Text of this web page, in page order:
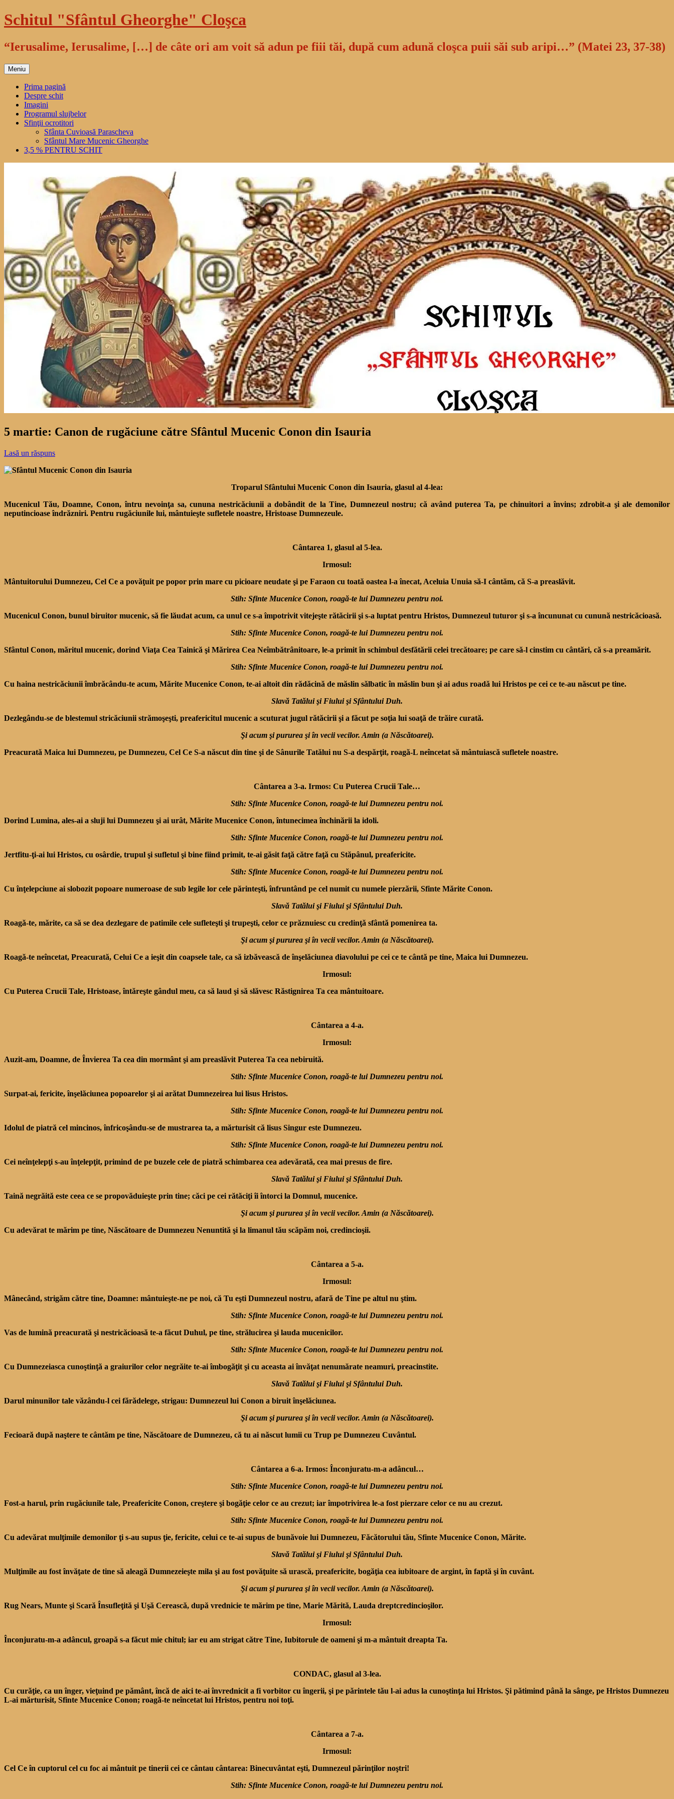
Sari
la
Schitul "Sfântul Gheorghe" Cloşca
“Ierusalime, Ierusalime, […] de câte ori am voit să adun pe fiii tăi, după cum adună cloşca puii săi sub aripi…” (Matei 23, 37-38)
Meniu
Prima pagină
Despre schit
Imagini
Programul slujbelor
Sfinţii ocrotitori
Sfânta Cuvioasă Parascheva
Sfântul Mare Mucenic Gheorghe
3,5 % PENTRU SCHIT
5 martie: Canon de rugăciune către Sfântul Mucenic Conon din Isauria
Lasă un răspuns
Troparul Sfântului Mucenic Conon din Isauria, glasul al 4-lea:
Mucenicul Tău, Doamne, Conon, întru nevoinţa sa, cununa nestricăciunii a dobândit de la Tine, Dumnezeul nostru; că având puterea Ta, pe chinuitori a învins; zdrobit-a şi ale demonilor
neputincioase îndrăzniri. Pentru rugăciunile lui, mântuieşte sufletele noastre, Hristoase Dumnezeule.
Cântarea 1, glasul al 5-lea.
Irmosul:
Mântuitorului Dumnezeu, Cel Ce a povăţuit pe popor prin mare cu picioare neudate şi pe Faraon cu toată oastea l-a înecat, Aceluia Unuia să-I cântăm, că S-a preaslăvit.
Stih: Sfinte Mucenice Conon, roagă-te lui Dumnezeu pentru noi.
Mucenicul Conon, bunul biruitor mu­cenic, să fie lăudat acum, ca unul ce s-a împotrivit vitejeşte rătăcirii şi s-a luptat pentru Hristos, Dumnezeul tuturor şi s-a încununat cu cunună nestricăcioasă.
Stih: Sfinte Mucenice Conon, roagă-te lui Dumnezeu pentru noi.
Sfântul Conon, măritul mucenic, do­rind Viaţa Cea Tainică şi Mări­rea Cea Neîmbătrânitoare, le-a primit în schimbul desfătării celei trecătoare; pe care să-l cinstim cu cântări, că s-a prea­mărit.
Stih: Sfinte Mucenice Conon, roagă-te lui Dumnezeu pentru noi.
Cu haina nestricăciunii îmbrăcându-te acum, Mărite Mucenice Co­non, te-ai altoit din rădăcină de măslin sălbatic în măslin bun şi ai adus roadă lui Hristos pe cei ce te-au născut pe tine.
Slavă Tatălui şi Fiului şi Sfântului Duh.
Dezlegându-se de blestemul stricăciunii strămoşeşti, preafe­ricitul mucenic a scuturat jugul rătăcirii şi a făcut pe soţia lui soaţă de trăire curată.
Şi acum şi pururea şi în vecii vecilor. Amin (a Născătoarei).
Preacurată Maica lui Dum­nezeu, pe Dumnezeu, Cel Ce S-a născut din tine şi de Sânurile Tatălui nu S-a despărţit, roagă-L neîncetat să mântuiască sufle­tele noastre.
Cântarea a 3-a. Irmos: Cu Puterea Crucii Tale…
Stih: Sfinte Mucenice Conon, roagă-te lui Dumnezeu pentru noi.
Dorind Lumina, ales-ai a sluji lui Dumnezeu şi ai urât, Mărite Mucenice Conon, întuneci­mea închinării la idoli.
Stih: Sfinte Mucenice Conon, roagă-te lui Dumnezeu pentru noi.
Jertfitu-ţi-ai lui Hristos, cu osârdie, trupul şi sufletul şi bine fiind primit, te-ai găsit faţă către faţă cu Stăpânul, preafericite.
Stih: Sfinte Mucenice Conon, roagă-te lui Dumnezeu pentru noi.
Cu înţelepciune ai slobozit popoare numeroase de sub le­gile lor cele părinteşti, înfrun­tând pe cel numit cu numele pierzării, Sfinte Mărite Conon.
Slavă Tatălui şi Fiului şi Sfântului Duh.
Roagă-te, mărite, ca să se dea dezlegare de patimile cele sufle­teşti şi trupeşti, celor ce prăznuiesc cu credinţă sfântă pomenirea ta.
Şi acum şi pururea şi în vecii vecilor. Amin (a Născătoarei).
Roagă-te neîncetat, Prea­curată, Celui Ce a ieşit din coapsele tale, ca să izbăvească de înşelăciunea diavolului pe cei ce te cântă pe tine, Maica lui Dumnezeu.
Irmosul:
Cu Puterea Crucii Tale, Hristoase, întăreşte gândul meu, ca să laud şi să slăvesc Răstignirea Ta cea mân­tuitoare.
Cântarea a 4-a.
Irmosul:
Auzit-am, Doamne, de În­vierea Ta cea din mormânt şi am preaslăvit Puterea Ta cea nebiruită.
Stih: Sfinte Mucenice Conon, roagă-te lui Dumnezeu pentru noi.
Surpat-ai, fericite, înşelăciu­nea popoarelor şi ai arătat Dumnezeirea lui lisus Hristos.
Stih: Sfinte Mucenice Conon, roagă-te lui Dumnezeu pentru noi.
Idolul de piatră cel mincinos, înfricoşându-se de mustrarea ta, a mărturisit că lisus Singur este Dumnezeu.
Stih: Sfinte Mucenice Conon, roagă-te lui Dumnezeu pentru noi.
Cei neînţelepţi s-au înţelepţit, primind de pe buzele cele de piatră schimbarea cea adevă­rată, cea mai presus de fire.
Slavă Tatălui şi Fiului şi Sfântului Duh.
Taină negrăită este ceea ce se propovăduieşte prin tine; căci pe cei rătăciţi îi întorci la Dom­nul, mucenice.
Şi acum şi pururea şi în vecii vecilor. Amin (a Născătoarei).
Cu adevărat te mărim pe tine, Născătoare de Dumnezeu Nenuntită şi la limanul tău scăpăm noi, credincioşii.
Cântarea a 5-a.
Irmosul:
Mânecând, strigăm către tine, Doamne: mântuieşte-ne pe noi, că Tu eşti Dumnezeul nostru, afară de Tine pe altul nu ştim.
Stih: Sfinte Mucenice Conon, roagă-te lui Dumnezeu pentru noi.
Vas de lumină preacurată şi nestricăcioasă te-a făcut Duhul, pe tine, strălucirea şi lauda mucenicilor.
Stih: Sfinte Mucenice Conon, roagă-te lui Dumnezeu pentru noi.
Cu Dumnezeiasca cunoştinţă a graiurilor celor negrăite te-ai îmbogăţit şi cu aceasta ai învă­ţat nenumărate neamuri, prea­cinstite.
Slavă Tatălui şi Fiului şi Sfântului Duh.
Darul minunilor tale văzându-l cei fărădelege, strigau: Dumnezeul lui Conon a biruit înşelăciunea.
Şi acum şi pururea şi în vecii vecilor. Amin (a Născătoarei).
Fecioară după naştere te cântăm pe tine, Născătoare de Dumnezeu, că tu ai născut lumii cu Trup pe Dumnezeu Cuvântul.
Cântarea a 6-a. Irmos: Înconjuratu-m-a adâncul…
Stih: Sfinte Mucenice Conon, roagă-te lui Dumnezeu pentru noi.
Fost-a harul, prin rugăciu­nile tale, Preafericite Co­non, creştere şi bogăţie celor ce au crezut; iar împotrivirea le-a fost pierzare celor ce nu au crezut.
Stih: Sfinte Mucenice Conon, roagă-te lui Dumnezeu pentru noi.
Cu adevărat mulţimile demo­nilor ţi s-au supus ţie, fericite, celui ce te-ai supus de bunăvoie lui Dumnezeu, Făcătorului tău, Sfinte Mucenice Conon, Mărite.
Slavă Tatălui şi Fiului şi Sfântului Duh.
Mulţimile au fost învăţate de tine să aleagă Dumnezeieşte mila şi au fost povăţuite să urască, preafericite, bogăţia cea iubitoare de argint, în faptă şi în cuvânt.
Şi acum şi pururea şi în vecii vecilor. Amin (a Născătoarei).
Rug Nears, Munte şi Scară Însufleţită şi Uşă Cerească, după vrednicie te mărim pe tine, Marie Mărită, Lauda dreptcredincioşilor.
Irmosul:
Înconjuratu-m-a adâncul, groapă s-a făcut mie chitul; iar eu am strigat către Tine, Iubitorule de oameni şi m-a mântuit dreapta Ta.
CONDAC, glasul al 3-lea.
Cu curăţie, ca un înger, vie­ţuind pe pământ, încă de aici te-ai învrednicit a fi vorbitor cu îngerii, şi pe părintele tău l-ai adus la cunoştinţa lui Hristos. Şi pătimind până la sânge, pe Hristos Dumnezeu
L-ai mărtu­risit, Sfinte Mucenice Conon; roagă-te neîncetat lui Hristos, pentru noi toţi.
Cântarea a 7-a.
Irmosul:
Cel Ce în cuptorul cel cu foc ai mântuit pe tinerii cei ce cântau cântarea: Binecuvântat eşti, Dumnezeul părinţilor noştri!
Stih: Sfinte Mucenice Conon, roagă-te lui Dumnezeu pentru noi.